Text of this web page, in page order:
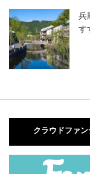
兵
す
クラウドファ